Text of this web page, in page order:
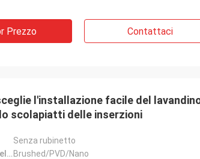
Prezzo Contattaci
l'installazione facile del
scolapiatti delle inserzioni
Senza rubinetto
Trattamento delle superfici: Brushed/PVD/Nano